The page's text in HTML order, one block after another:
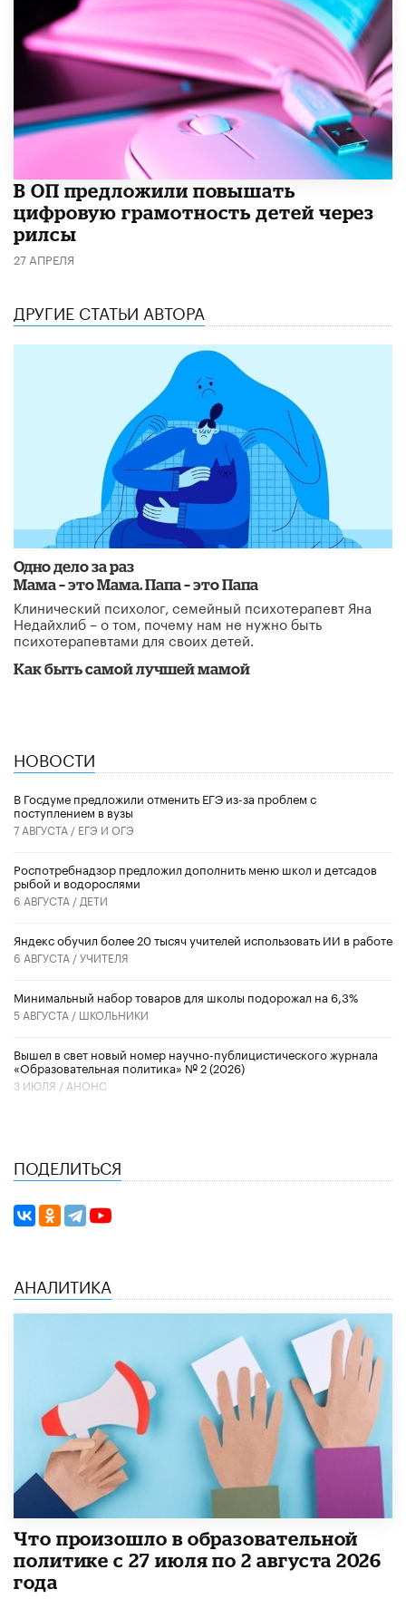
В ОП предложили повышать
цифровую грамотность детей через
рилсы
27 АПРЕЛЯ
ДРУГИЕ СТАТЬИ АВТОРА
Одно дело за раз
Мама – это Мама. Папа – это Папа
Клинический психолог, семейный психотерапевт Яна
Недайхлиб – о том, почему нам не нужно быть
психотерапевтами для своих детей.
Как быть самой лучшей мамой
НОВОСТИ
В Госдуме предложили отменить ЕГЭ из-за проблем с
поступлением в вузы
7 АВГУСТА / ЕГЭ И ОГЭ
Роспотребнадзор предложил дополнить меню школ и детсадов
рыбой и водорослями
6 АВГУСТА / ДЕТИ
​Яндекс обучил более 20 тысяч учителей использовать ИИ в работе
6 АВГУСТА /УЧИТЕЛЯ
Минимальный набор товаров для школы подорожал на 6,3%
5 АВГУСТА / ШКОЛЬНИКИ
Вышел в свет новый номер научно-публицистического журнала
«Образовательная политика» № 2 (2026)
3 ИЮЛЯ / АНОНС
ПОДЕЛИТЬСЯ
АНАЛИТИКА
​Что произошло в образовательной
политике с 27 июля по 2 августа 2026
года